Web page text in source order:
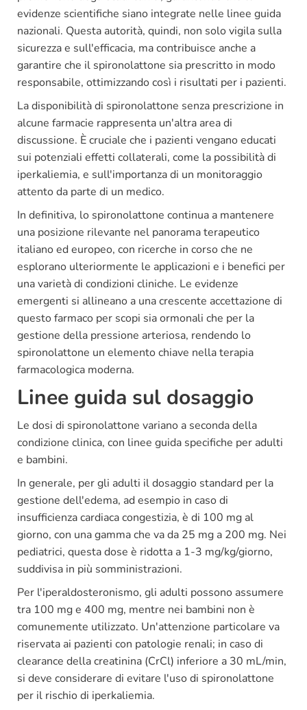
evidenze scientifiche siano integrate nelle linee guida
nazionali. Questa autorità, quindi, non solo vigila sulla
sicurezza e sull'efficacia, ma contribuisce anche a
garantire che il spironolattone sia prescritto in modo
responsabile, ottimizzando così i risultati per i pazienti.
La disponibilità di spironolattone senza prescrizione in
alcune farmacie rappresenta un'altra area di
discussione. È cruciale che i pazienti vengano educati
sui potenziali effetti collaterali, come la possibilità di
iperkaliemia, e sull'importanza di un monitoraggio
attento da parte di un medico.
In definitiva, lo spironolattone continua a mantenere
una posizione rilevante nel panorama terapeutico
italiano ed europeo, con ricerche in corso che ne
esplorano ulteriormente le applicazioni e i benefici per
una varietà di condizioni cliniche. Le evidenze
emergenti si allineano a una crescente accettazione di
questo farmaco per scopi sia ormonali che per la
gestione della pressione arteriosa, rendendo lo
spironolattone un elemento chiave nella terapia
farmacologica moderna.
Linee guida sul dosaggio
Le dosi di spironolattone variano a seconda della
condizione clinica, con linee guida specifiche per adulti
e bambini.
In generale, per gli adulti il dosaggio standard per la
gestione dell'edema, ad esempio in caso di
insufficienza cardiaca congestizia, è di 100 mg al
giorno, con una gamma che va da 25 mg a 200 mg. Nei
pediatrici, questa dose è ridotta a 1-3 mg/kg/giorno,
suddivisa in più somministrazioni.
Per l'iperaldosteronismo, gli adulti possono assumere
tra 100 mg e 400 mg, mentre nei bambini non è
comunemente utilizzato. Un'attenzione particolare va
riservata ai pazienti con patologie renali; in caso di
clearance della creatinina (CrCl) inferiore a 30 mL/min,
si deve considerare di evitare l'uso di spironolattone
per il rischio di iperkaliemia.